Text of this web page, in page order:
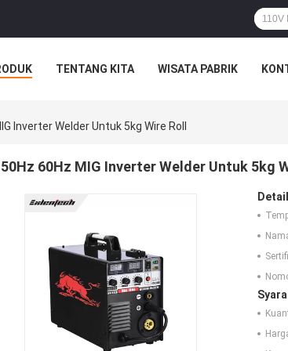
TENTANG KITA WISATA PABRIK
Inverter Welder Untuk 5kg Wire Roll
50Hz 60Hz MIG Inverter Welder Untuk 5kg